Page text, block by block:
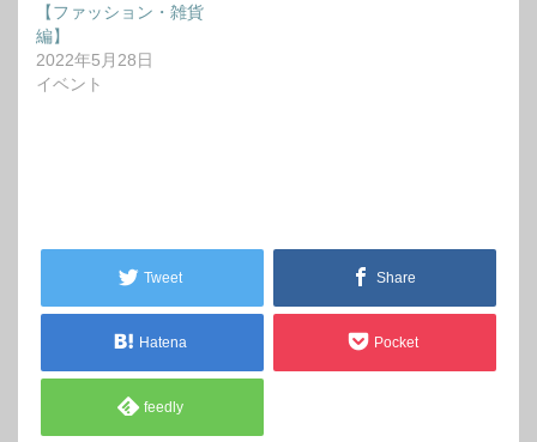
【ファッション・雑貨
編】
2022年5月28日
イベント
Tweet Share
Hatena Pocket
feedly